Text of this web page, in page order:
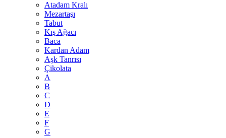
Atadam Kralı
Mezartaşı
Tabut
Kış Ağacı
Baca
Kardan Adam
Aşk Tanrısı
Çikolata
A
B
C
D
E
F
G